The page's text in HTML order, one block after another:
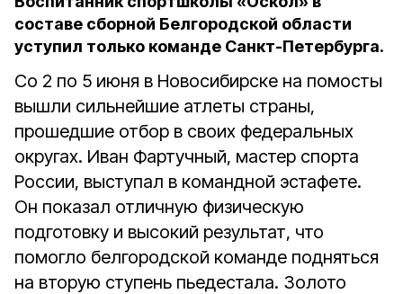
составе сборной Белгородской области
уступил только команде Санкт-Петербурга.
Со 2 по 5 июня в Новосибирске на помосты
вышли сильнейшие атлеты страны,
прошедшие отбор в своих федеральных
округах. Иван Фартучный, мастер спорта
России, выступал в командной эстафете.
Он показал отличную физическую
подготовку и высокий результат, что
помогло белгородской команде подняться
на вторую ступень пьедестала. Золото